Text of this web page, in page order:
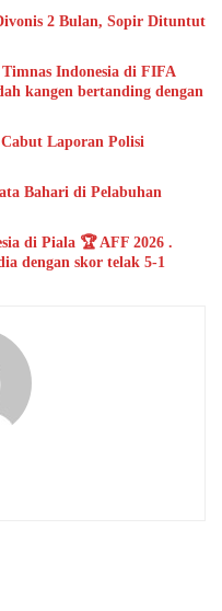
2 Bulan, Sopir Dituntut
Indonesia di FIFA
kangen bertanding dengan
Laporan Polisi
Bahari di Pelabuhan
di Piala 🏆 AFF 2026 .
dengan skor telak 5-1